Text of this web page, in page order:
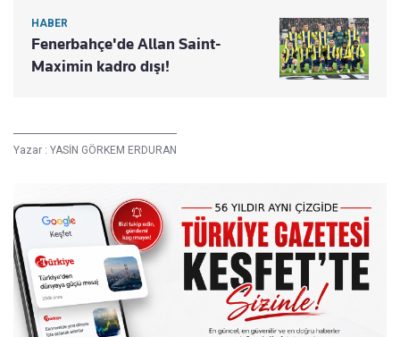
HABER
Fenerbahçe'de Allan Saint-
Maximin kadro dışı!
Yazar : YASİN GÖRKEM ERDURAN